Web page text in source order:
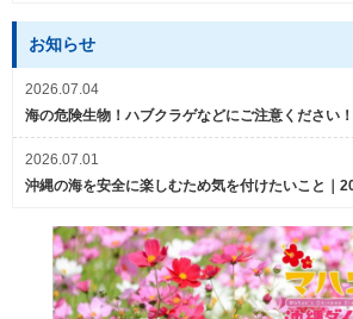
お知らせ
2026.07.04
海の危険生物！ハブクラゲなどにご注意ください！
2026.07.01
沖縄の海を安全に楽しむため気を付けたいこと｜